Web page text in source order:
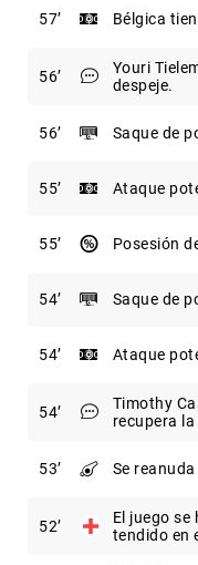
57 Bélgica
56
Youri
despeje.
56 Saque de
55 Ataque
55 Posesión
54 Saque de
54 Ataque
54
Timothy
recupera
53 Se
52
El juego
tendido en